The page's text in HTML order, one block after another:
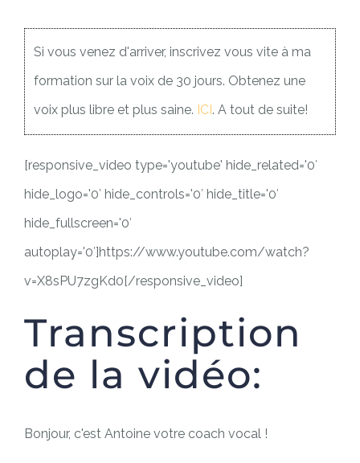
Si vous venez d'arriver, inscrivez vous vite à ma
formation sur la voix de 30 jours. Obtenez une
voix plus libre et plus saine. ICI . A tout de suite!
[responsive_video type='youtube' hide_related='0′
hide_logo='0′ hide_controls='0′ hide_title='0′
hide_fullscreen='0′
autoplay='0′]https://www.youtube.com/watch?
v=X8sPU7zgKd0[/responsive_video]
Transcription
de la vidéo:
Bonjour, c'est Antoine votre coach vocal !